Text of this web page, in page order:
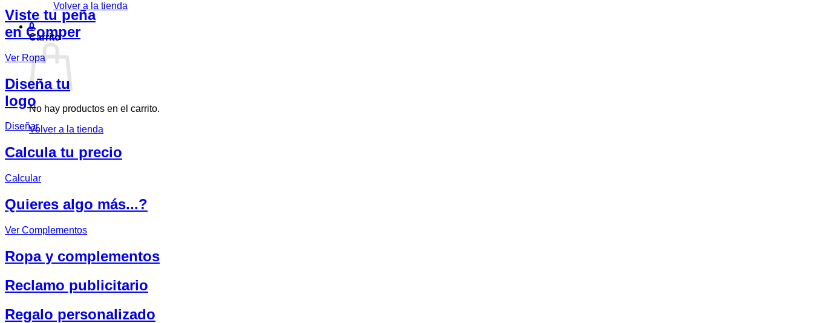
Volver a la tienda
0
Carrito
No hay productos en el carrito.
Volver a la tienda
Viste tu peña
en Comper
Ver Ropa
Diseña tu
logo
Diseñar
Calcula tu precio
Calcular
Quieres algo más...?
Ver Complementos
Ropa y complementos
Reclamo publicitario
Regalo personalizado